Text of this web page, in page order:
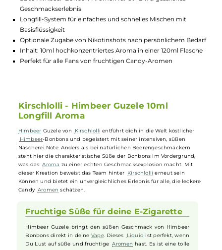
Lagerbestand in Filialen anzeigen
Highlights:
Süße Himbeer-Bonbon-Aromen für ein unvergessliches
Geschmackserlebnis
Longfill-System für einfaches und schnelles Mischen mit
Inhalt: 10ml hochkonzentriertes Aroma in einer 120ml
Perfekt für alle Fans von fruchtigen Candy-Aromen
Kirschlolli - Himbeer Guzele 10ml
Longfill Aroma
HimbeerGuzele von Kirschlolli
Nascherei Note. Anders als bei natürlichen Beerengeschmäckern
steht hier die charakteristische Süße der Bonbons im Vordergrund,
was das Aromazu einer echten Geschmacksexplosion macht. Mit
dieser Kreation beweist das Team hinter Kirschlollierneut sein
Können und bietet ein unvergleichliches Erlebnis für alle, die